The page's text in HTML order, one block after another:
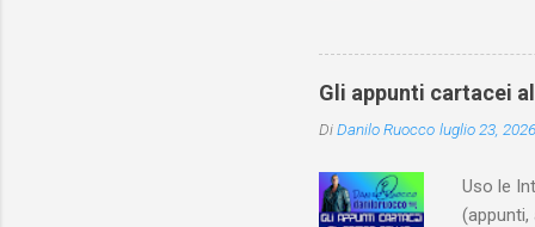
dedica
classe
Gli appunti cartacei
DiDanilo Ruocco luglio 23, 2026
Uso le
(appunti,